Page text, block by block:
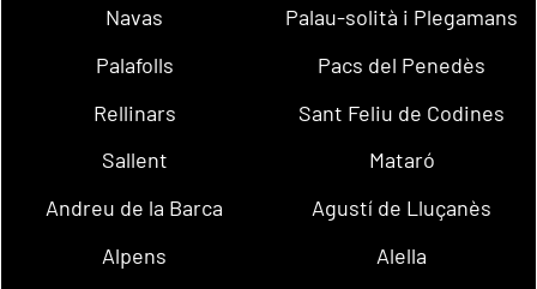
Navas
Palau-solità i Plegamans
Palafolls
Pacs del Penedès
Rellinars
Sant Feliu de Codines
Sallent
Mataró
Andreu de la Barca
Agustí de Lluçanès
Alpens
Alella